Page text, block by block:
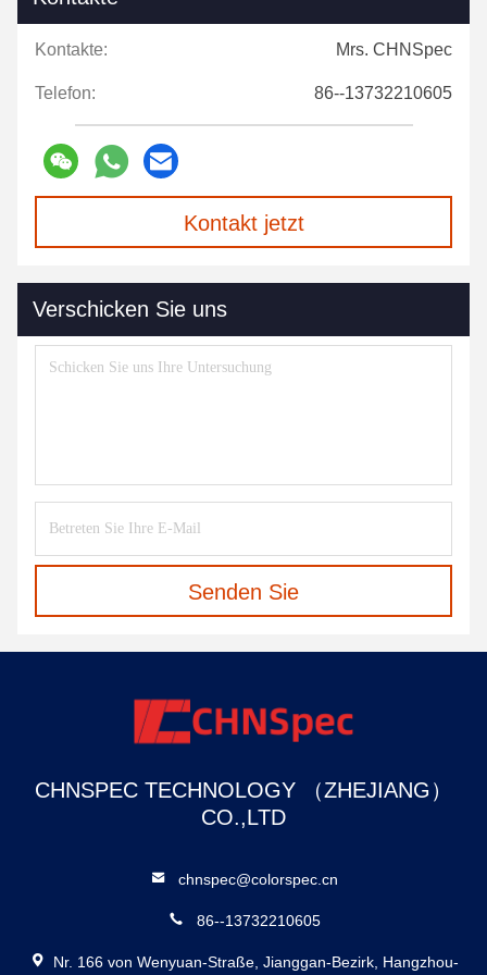
Kontakte: Mrs. CHNSpec
Telefon: 86--13732210605
Kontakt jetzt
Verschicken Sie uns
Senden Sie
CHNSPEC TECHNOLOGY （ZHEJIANG）
CO.,LTD
chnspec@colorspec.cn
86--13732210605
Nr. 166 von Wenyuan-Straße, Jianggan-Bezirk, Hangzhou-